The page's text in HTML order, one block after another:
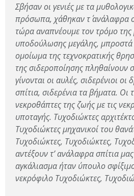
Σβήσαν οι γενιές με τα
πρόσωπα, χάθηκαν τ΄ ανάλαφρα
τώρα αναπνέουμε τον τρόμο της
υποδούλωσης μεγάλης, μπροστά
ομοίωμα της τεχνοκρατικής
της σιδεροποίησης πληθαίνουν
γίνονται οι αυλές, σιδερένιοι οι
σπίτια, σιδερένια τα βήματα. Οι
νεκροθάπτες της ζωής με τις
υποταγής. Τυχοδιώκτες
Τυχοδιώκτες μηχανικοί του
Τυχοδιώκτες, Τυχοδιώκτες,
αντέξουν τ’ ανάλαφρα σπίτια
αγκάλιασμα ήταν ύπουλο
νεκρόφιλο Τυχοδιώκτες,